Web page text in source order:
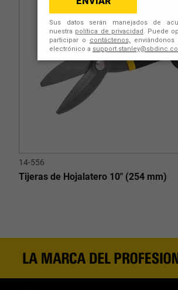
14-556
Tijeras de Hojalatero 10" (254 mm)